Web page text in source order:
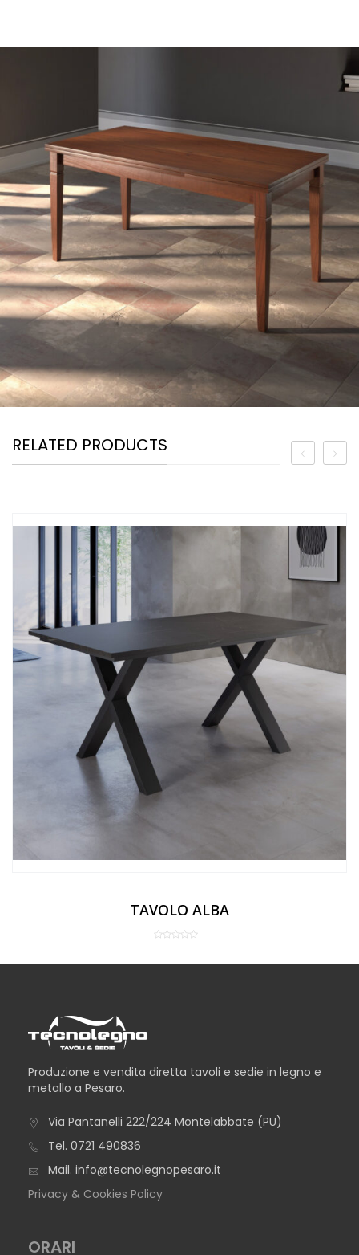
RELATED PRODUCTS
TAVOLO ALBA
Produzione e vendita diretta tavoli e sedie in legno e
metallo a Pesaro.
Via Pantanelli 222/224 Montelabbate (PU)
Tel. 0721 490836
Mail. info@tecnolegnopesaro.it
Privacy & Cookies Policy
ORARI